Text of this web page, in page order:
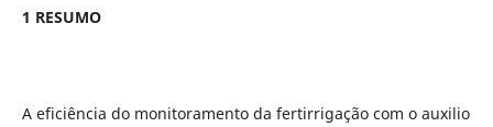
1 RESUMO
A eficiência do monitoramento da fertirrigação com o auxilio